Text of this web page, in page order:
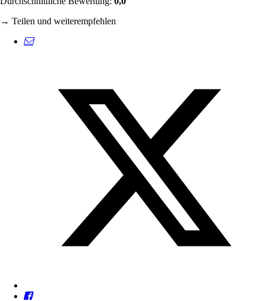
→ Teilen und weiterempfehlen